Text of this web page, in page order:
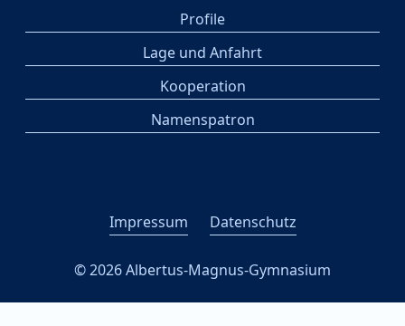
Profile
Lage und Anfahrt
Kooperation
Namenspatron
Impressum Datenschutz
© 2026 Albertus-Magnus-Gymnasium